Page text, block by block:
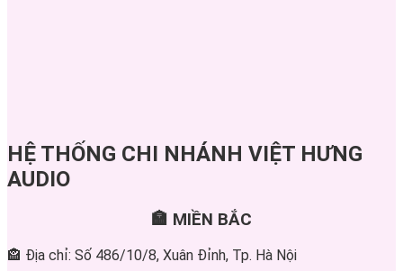
HỆ THỐNG CHI NHÁNH VIỆT HƯNG
AUDIO
🏣 MIỀN BẮC
🏤 Địa chỉ: Số 486/10/8, Xuân Đỉnh, Tp. Hà Nội